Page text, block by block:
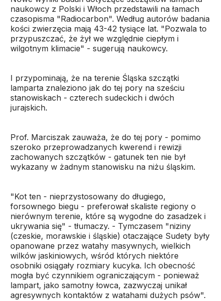
naukowcy z Polski i Włoch przedstawili na łamach
czasopisma "Radiocarbon". Według autorów badania
kości zwierzęcia mają 43-42 tysiące lat. "Pozwala to
przypuszczać, że żył we względnie ciepłym i
wilgotnym klimacie" - sugerują naukowcy.
I przypominają, że na terenie Śląska szczątki
lamparta znaleziono jak do tej pory na sześciu
stanowiskach - czterech sudeckich i dwóch
jurajskich.
Prof. Marciszak zauważa, że do tej pory - pomimo
szeroko przeprowadzanych kwerend i rewizji
zachowanych szczątków - gatunek ten nie był
wykazany w żadnym stanowisku na niżu śląskim.
"Kot ten - nieprzystosowany do długiego,
forsownego biegu - preferował skaliste regiony o
nierównym terenie, które są wygodne do zasadzek i
ukrywania się" - tłumaczy. - Tymczasem "niziny
(czeskie, morawskie i śląskie) otaczające Sudety były
opanowane przez watahy masywnych, wielkich
wilków jaskiniowych, wśród których niektóre
osobniki osiągały rozmiary kucyka. Ich obecność
mogła być czynnikiem ograniczającym - ponieważ
lampart, jako samotny łowca, zazwyczaj unikał
agresywnych kontaktów z watahami dużych psów".